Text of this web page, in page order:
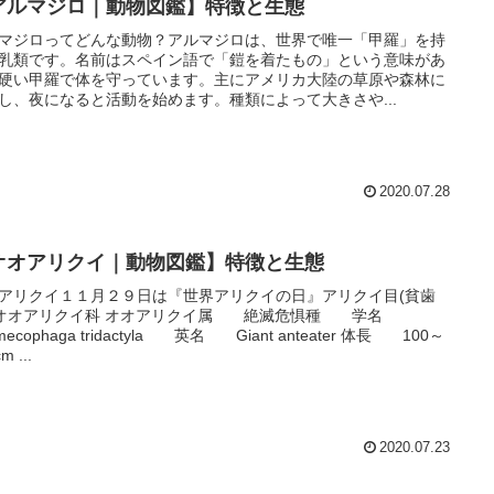
ルマジロ｜動物図鑑】特徴と生態
ジロってどんな動物？アルマジロは、世界で唯一「甲羅」を持
類です。名前はスペイン語で「鎧を着たもの」という意味があ
い甲羅で体を守っています。主にアメリカ大陸の草原や森林に
、夜になると活動を始めます。種類によって大きさや...
2020.07.28
オアリクイ｜動物図鑑】特徴と生態
リクイ１１月２９日は『世界アリクイの日』アリクイ目(貧歯
オアリクイ科 オオアリクイ属 絶滅危惧種 学名
tridactyla 英名 Giant anteater 体長 100～
...
2020.07.23